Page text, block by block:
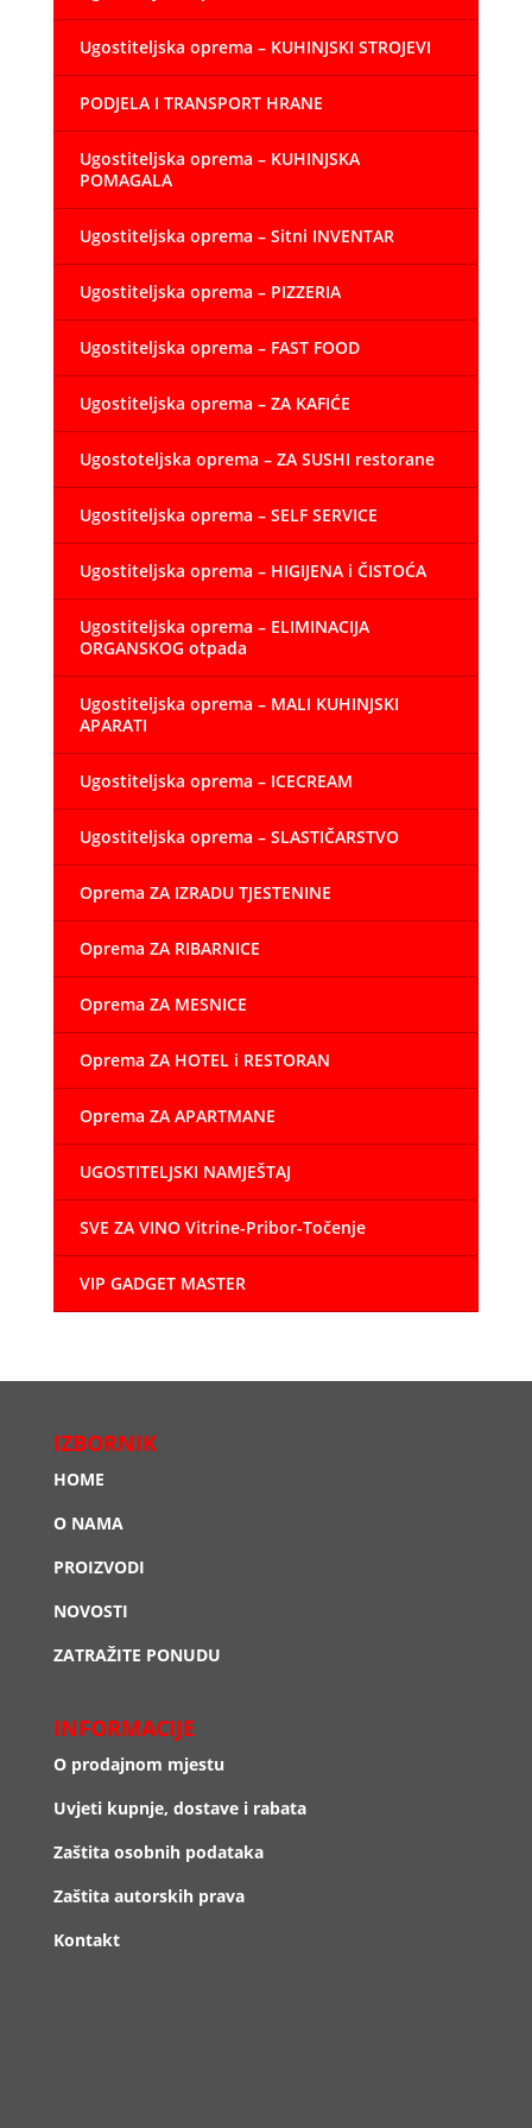
Ugostiteljska oprema – KUHINJSKI STROJEVI
PODJELA I TRANSPORT HRANE
Ugostiteljska oprema – KUHINJSKA
POMAGALA
Ugostiteljska oprema – Sitni INVENTAR
Ugostiteljska oprema – PIZZERIA
Ugostiteljska oprema – FAST FOOD
Ugostiteljska oprema – ZA KAFIĆE
Ugostoteljska oprema – ZA SUSHI restorane
Ugostiteljska oprema – SELF SERVICE
Ugostiteljska oprema – HIGIJENA i ČISTOĆA
Ugostiteljska oprema – ELIMINACIJA
ORGANSKOG otpada
Ugostiteljska oprema – MALI KUHINJSKI
APARATI
Ugostiteljska oprema – ICECREAM
Ugostiteljska oprema – SLASTIČARSTVO
Oprema ZA IZRADU TJESTENINE
Oprema ZA RIBARNICE
Oprema ZA MESNICE
Oprema ZA HOTEL i RESTORAN
Oprema ZA APARTMANE
UGOSTITELJSKI NAMJEŠTAJ
SVE ZA VINO Vitrine-Pribor-Točenje
VIP GADGET MASTER
IZBORNIK
HOME
O NAMA
PROIZVODI
NOVOSTI
ZATRAŽITE PONUDU
INFORMACIJE
O prodajnom mjestu
Uvjeti kupnje, dostave i rabata
Zaštita osobnih podataka
Zaštita autorskih prava
Kontakt